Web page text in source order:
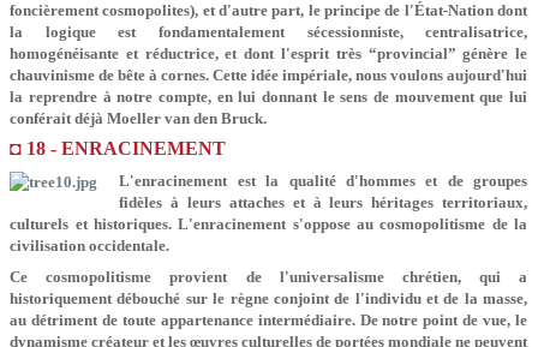
foncièrement cosmopolites), et d'autre part, le principe de l'État-Nation dont
la logique est fondamentalement sécessionniste, centralisatrice,
homogénéisante et réductrice, et dont l'esprit très “provincial” génère le
chauvinisme de bête à cornes. Cette idée impériale, nous voulons aujourd'hui
la reprendre à notre compte, en lui donnant le sens de mouvement que lui
conférait déjà Moeller van den Bruck.
◘ 18 - ENRACINEMENT
L'enracinement est la qualité d'hommes et de groupes
fidèles à leurs attaches et à leurs héritages territoriaux,
culturels et historiques. L'enracinement s'oppose au cosmopolitisme de la
civilisation occidentale.
Ce cosmopolitisme provient de l'universalisme chrétien, qui a
historiquement débouché sur le règne conjoint de l'individu et de la masse,
au détriment de toute appartenance intermédiaire.De notre point de vue, le
dynamisme créateur et les œuvres culturelles de portées mondiale ne peuvent